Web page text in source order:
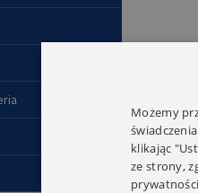
Możemy
klikając
ze strony,